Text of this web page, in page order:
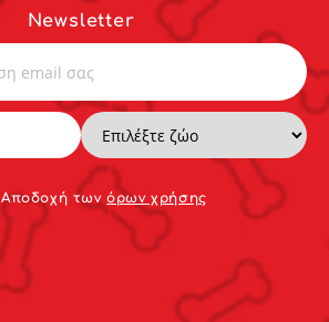
Newsletter
Αποδoχή τωνόρων χρήσης